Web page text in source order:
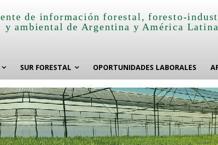
de información forestal, foresto-
y ambiental de Argentina y América
SUR FORESTAL OPORTUNIDADES LABORALES